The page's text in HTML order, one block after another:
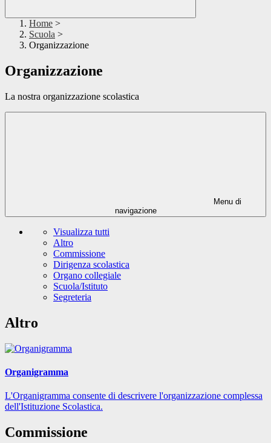
Home >
Scuola >
Organizzazione
Organizzazione
La nostra organizzazione scolastica
Menu di
navigazione
Visualizza tutti
Altro
Commissione
Dirigenza scolastica
Organo collegiale
Scuola/Istituto
Segreteria
Altro
Organigramma
L'Organigramma consente di descrivere l'organizzazione complessa
dell'Istituzione Scolastica.
Commissione